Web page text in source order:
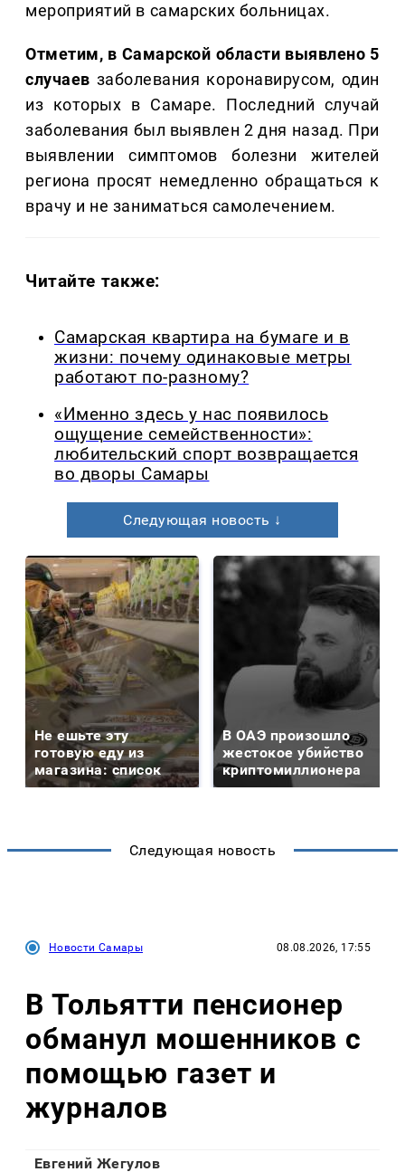
мероприятий в самарских больницах.
Отметим, в Самарской области выявлено 5
случаев заболевания коронавирусом, один
из которых в Самаре. Последний случай
заболевания был выявлен 2 дня назад. При
выявлении симптомов болезни жителей
региона просят немедленно обращаться к
врачу и не заниматься самолечением.
Читайте также:
Самарская квартира на бумаге и в
жизни: почему одинаковые метры
работают по-разному?
«Именно здесь у нас появилось
ощущение семейственности»:
любительский спорт возвращается
во дворы Самары
Следующая новость ↓
Не ешьте эту
готовую еду из
магазина: список
В ОАЭ произошло
жестокое убийство
криптомиллионера
Следующая новость
Новости Самары 08.08.2026, 17:55
В Тольятти пенсионер
обманул мошенников с
помощью газет и
журналов
Евгений Жегулов